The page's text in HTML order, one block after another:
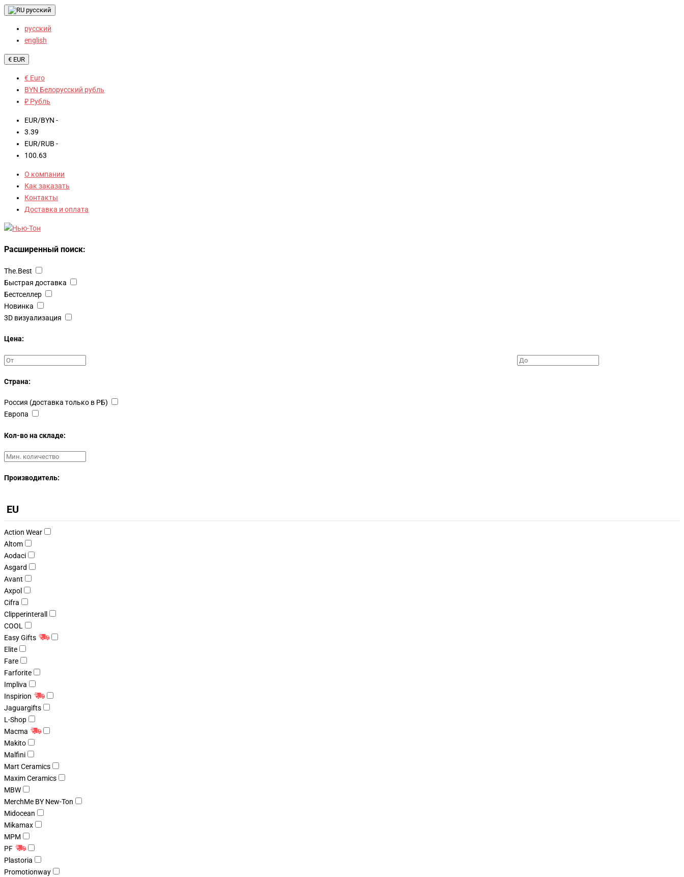
русский
русский
english
€ EUR
€ Euro
BYN Белорусский рубль
₽ Рубль
EUR/BYN -
3.39
EUR/RUB -
100.63
О компании
Как заказать
Контакты
Доставка и оплата
Расширенный поиск:
The.Best
Быстрая доставка
Бестселлер
Новинка
3D визуализация
Цена:
Страна:
Россия (доставка только в РБ)
Европа
Кол-во на складе:
Производитель:
EU
Action Wear
Altom
Aodaci
Asgard
Avant
Axpol
Cifra
Clipperinterall
COOL
Easy Gifts
Elite
Fare
Farforite
Impliva
Inspirion
Jaguargifts
L-Shop
Macma
Makito
Malfini
Mart Ceramics
Maxim Ceramics
MBW
MerchMe BY New-Ton
Midocean
Mikamax
MPM
PF
Plastoria
Promotionway